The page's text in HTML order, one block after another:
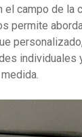
el campo de la
permite
individuales